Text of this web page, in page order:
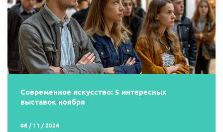
Современное искусство: 5 интересных
выставок ноября
06 / 11 / 2024